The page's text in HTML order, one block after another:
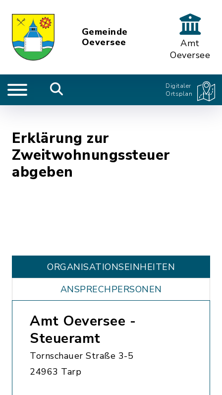
Gemeinde
Oeversee
Amt
Oeversee
Digitaler
Ortsplan
Erklärung zur
Zweitwohnungssteuer
abgeben
ORGANISATIONS­EINHEITEN
ANSPRECHPERSONEN
Amt Oeversee -
Steueramt
Tornschauer Straße 3-5
24963 Tarp